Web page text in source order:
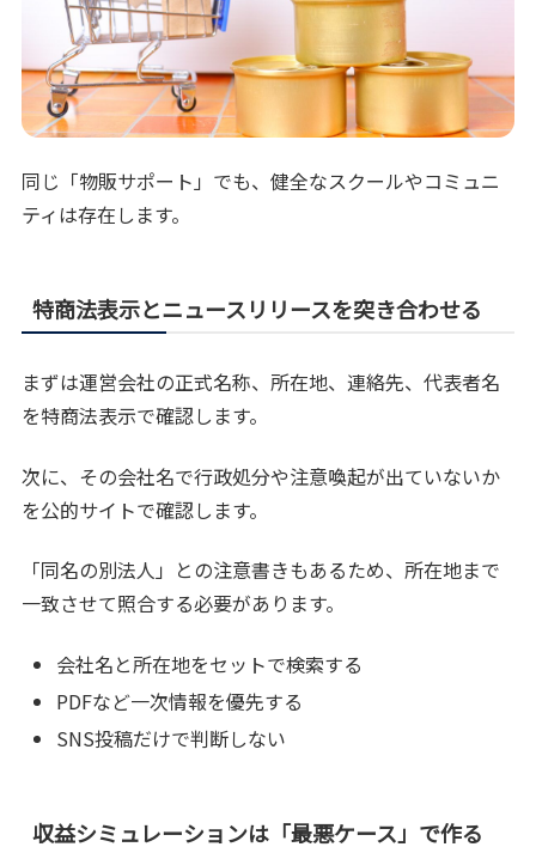
同じ「物販サポート」でも、健全なスクールやコミュニ
ティは存在します。
特商法表示とニュースリリースを突き合わせる
まずは運営会社の正式名称、所在地、連絡先、代表者名
を特商法表示で確認します。
次に、その会社名で行政処分や注意喚起が出ていないか
を公的サイトで確認します。
「同名の別法人」との注意書きもあるため、所在地まで
一致させて照合する必要があります。
会社名と所在地をセットで検索する
PDFなど一次情報を優先する
SNS投稿だけで判断しない
収益シミュレーションは「最悪ケース」で作る